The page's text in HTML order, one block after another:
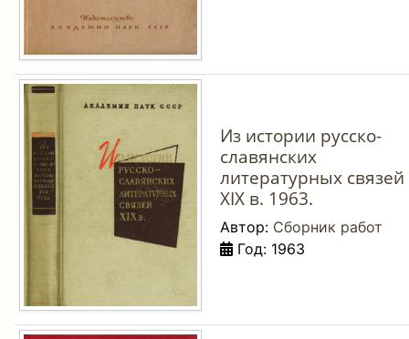
Из истории русско-
славянских
литературных связей
XIX в. 1963.
Автор: Сборник работ
Год: 1963